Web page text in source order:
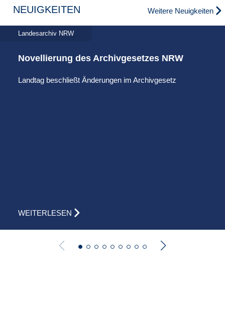
NEUIGKEITEN Weitere Neuigkeiten
Landesarchiv NRW
Novellierung des Archivgesetzes NRW
Landtag beschließt Änderungen im Archivgesetz
WEITERLESEN